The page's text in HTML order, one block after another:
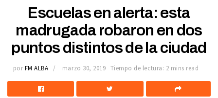
Escuelas en alerta: esta
madrugada robaron en dos
puntos distintos de la ciudad
por FM ALBA marzo 30, 2019 Tiempo de lectura: 2 mins read